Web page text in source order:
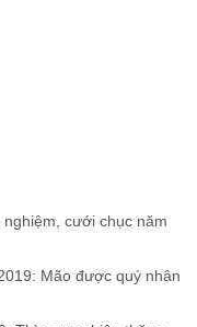
cưới chục năm
Mão được quý nhân